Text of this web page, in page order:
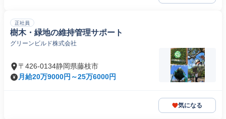
正社員
樹木・緑地の維持管理サポート
グリーンビルド株式会社
〒426-0134静岡県藤枝市
月給20万9000円～25万6000円
気になる